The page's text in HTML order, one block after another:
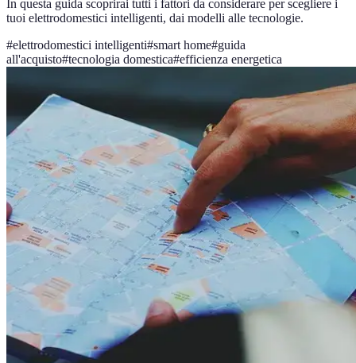
In questa guida scoprirai tutti i fattori da considerare per scegliere i
tuoi elettrodomestici intelligenti, dai modelli alle tecnologie.
#elettrodomestici intelligenti#smart home#guida
all'acquisto#tecnologia domestica#efficienza energetica